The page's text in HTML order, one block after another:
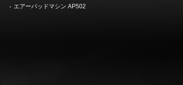
エアーパッドマシン AP502